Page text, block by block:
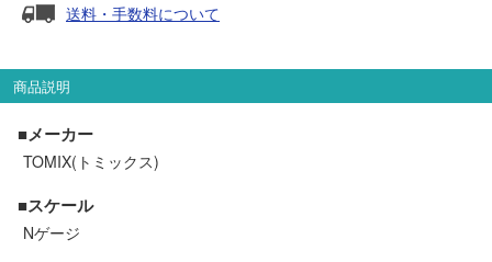
セール品・キャンペーン
セール商品
送料・手数料について
商品説明
■メーカー
TOMIX(トミックス)
■スケール
Nゲージ